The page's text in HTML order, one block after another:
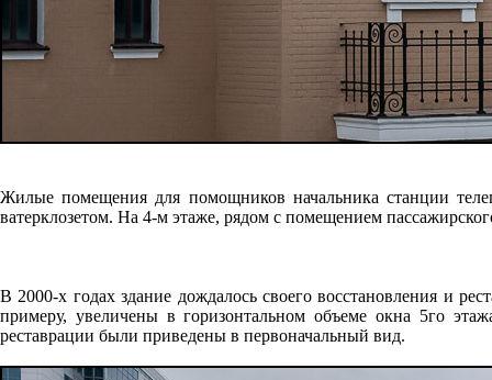
Жилые помещения для помощников начальника станции
ватерклозетом. На 4-м этаже, рядом с помещением
В 2000-х годах здание дождалось своего восстановления и
примеру, увеличены в горизонтальном объеме окна 5го
реставрации были приведены в первоначальный вид.